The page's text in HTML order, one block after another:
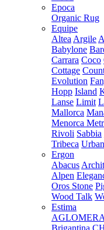
Epoca
Organic Rug
Equipe
Altea Argile
Babylone
Carrara Coco
Cottage
Evolution
Hopp Island
Lanse Limit
Mallorca
Menorca
Rivoli Sabbia
Tribeca Urban
Ergon
Abacus
Alpen
Oros Stone
Wood Talk
Estima